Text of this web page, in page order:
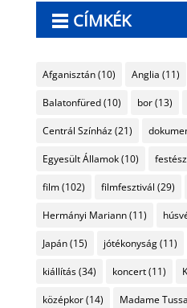
CÍMKÉK
Afganisztán(10) Anglia (11)
Balatonfüred(10) bor(13)
Centrál Színház(21)
Egyesült Államok(10)
film(102) filmfesztivál (29)
Hermányi Mariann(11)
Japán(15) jótékonyság(11)
kiállítás(34) koncert(11)
középkor(14) Madame